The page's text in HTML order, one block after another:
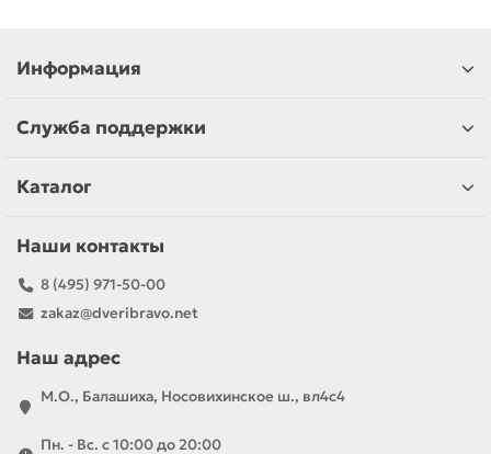
Информация
Служба поддержки
Каталог
Наши контакты
8 (495) 971-50-00
zakaz@dveribravo.net
Наш адрес
М.О., Балашиха, Носовихинское ш., вл4с4
Пн. - Вс. с 10:00 до 20:00